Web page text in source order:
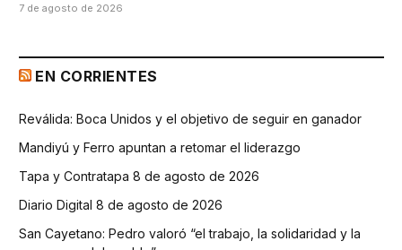
7 de agosto de 2026
EN CORRIENTES
Reválida: Boca Unidos y el objetivo de seguir en ganador
Mandiyú y Ferro apuntan a retomar el liderazgo
Tapa y Contratapa 8 de agosto de 2026
Diario Digital 8 de agosto de 2026
San Cayetano: Pedro valoró “el trabajo, la solidaridad y la